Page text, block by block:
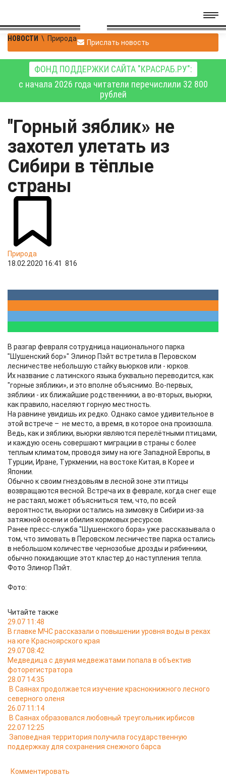
НОВОСТИ \ Природа Прислать новость
ФОНД ПОДДЕРЖКИ САЙТА "КРАСРАБ.РУ":
с начала 2026 года читатели перечислили 32 800
рублей
"Горный зяблик» не
захотел улетать из
Сибири в тёплые
страны
Природа
18.02.2020 16:41 816
В разгар февраля сотрудница национального парка
"Шушенский бор»" Элинор Пэйт встретила в Перовском
лесничестве небольшую стайку вьюрков или - юрков.
Их название с латинского языка буквально переводится, как
"горные зяблики», и это вполне объяснимо. Во-первых,
зяблики - их ближайшие родственники, а во-вторых, вьюрки,
как правило, населяют горную местность.
На равнине увидишь их редко. Однако самое удивительное в
этой встрече – не место, а время, в которое она произошла.
Ведь, как и зяблики, вьюрки являются перелётными птицами,
и каждую осень совершают миграции в страны с более
теплым климатом, проводя зиму на юге Западной Европы, в
Турции, Иране, Туркмении, на востоке Китая, в Корее и
Японии.
Обычно к своим гнездовьям в лесной зоне эти птицы
возвращаются весной. Встреча их в феврале, когда снег еще
не растаял, может объясниться тем, что, по всей
вероятности, вьюрки остались на зимовку в Сибири из-за
затяжной осени и обилия кормовых ресурсов.
Ранее пресс-служба "Шушенского бора» уже рассказывала о
том, что зимовать в Перовском лесничестве парка остались
в небольшом количестве чернозобые дрозды и рябинники,
обычно покидающие этот кластер до наступления тепла.
Фото Элинор Пэйт.
Фото:
Читайте также
29.07 11:48
В главке МЧС рассказали о повышении уровня воды в реках
на юге Красноярского края
29.07 08:42
Медведица с двумя медвежатами попала в объектив
фоторегистратора
28.07 14:35
В Саянах продолжается изучение краснокнижного лесного
северного оленя
26.07 11:14
В Саянах образовался любовный треугольник ирбисов
22.07 12:25
Заповедная территория получила государственную
поддержкау для сохранения снежного барса
Комментировать